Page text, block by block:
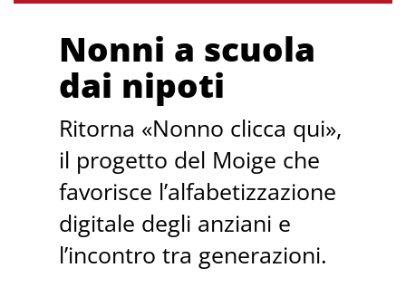
Nonni a scuola
dai nipoti
Ritorna «Nonno clicca qui»,
il progetto del Moige che
favorisce l’alfabetizzazione
digitale degli anziani e
l’incontro tra generazioni.